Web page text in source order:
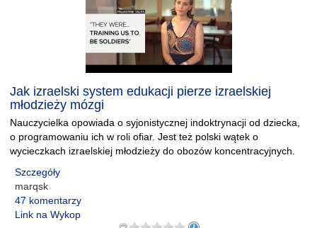
Jak izraelski system edukacji pierze izraelskiej
młodzieży mózgi
Nauczycielka opowiada o syjonistycznej indoktrynacji od dziecka,
o programowaniu ich w roli ofiar. Jest też polski wątek o
wycieczkach izraelskiej młodzieży do obozów koncentracyjnych.
Szczegóły
marqsk
47 komentarzy
Link na Wykop